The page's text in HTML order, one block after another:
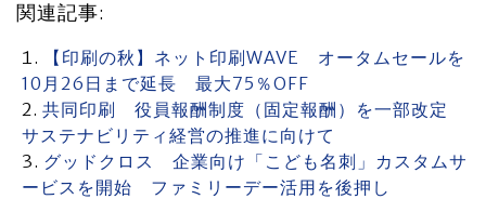
関連記事:
【印刷の秋】ネット印刷WAVE オータムセールを
10月26日まで延長 最大75％OFF
共同印刷 役員報酬制度（固定報酬）を一部改定
サステナビリティ経営の推進に向けて
グッドクロス 企業向け「こども名刺」カスタムサ
ービスを開始 ファミリーデー活用を後押し